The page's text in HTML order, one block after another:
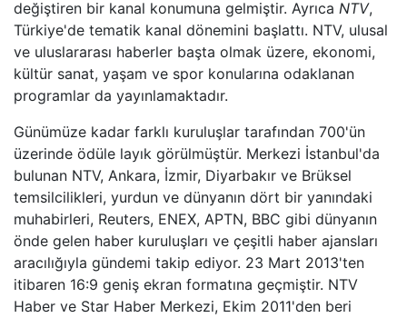
BI KANAL
değiştiren bir kanal konumuna gelmiştir. Ayrıca NTV,
Türkiye'de tematik kanal dönemini başlattı. NTV, ulusal
ve uluslararası haberler başta olmak üzere, ekonomi,
kültür sanat, yaşam ve spor konularına odaklanan
programlar da yayınlamaktadır.
Günümüze kadar farklı kuruluşlar tarafından 700'ün
üzerinde ödüle layık görülmüştür. Merkezi İstanbul'da
bulunan NTV, Ankara, İzmir, Diyarbakır ve Brüksel
temsilcilikleri, yurdun ve dünyanın dört bir yanındaki
muhabirleri, Reuters, ENEX, APTN, BBC gibi dünyanın
önde gelen haber kuruluşları ve çeşitli haber ajansları
aracılığıyla gündemi takip ediyor. 23 Mart 2013'ten
itibaren 16:9 geniş ekran formatına geçmiştir. NTV
Haber ve Star Haber Merkezi, Ekim 2011'den beri